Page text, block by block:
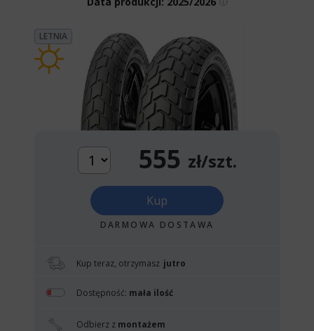
LETNIA
555 zł/szt.
Kup
DARMOWA DOSTAWA
Kup teraz, otrzymasz jutro
Dostępność: mała ilość
Odbierz z montażem